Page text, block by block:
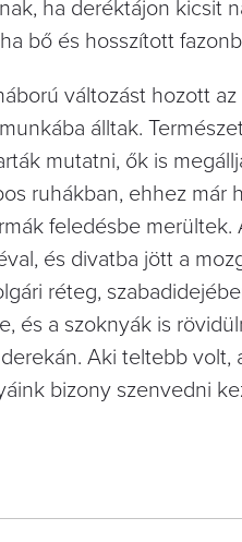
ha deréktájon kicsit
bő és hosszított
változást hozott
álltak.
mutatni, ők is
ruhákban, ehhez már
feledésbe
és divatba jött a
réteg,
és a szoknyák is
Aki teltebb
bizony szenvedni